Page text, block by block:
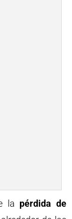
la pérdida de